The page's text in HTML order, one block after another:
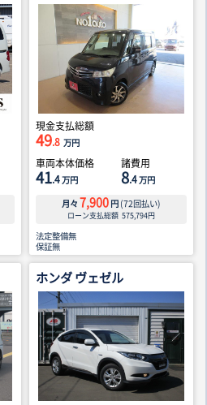
現金支払総額
49.8 万円
車両本体価格
41.4万円
諸費用
8.4万円
月々 7,900 円 (72回払い)
ローン支払総額 575,794円
法定整備無
保証無
ホンダ ヴェゼル